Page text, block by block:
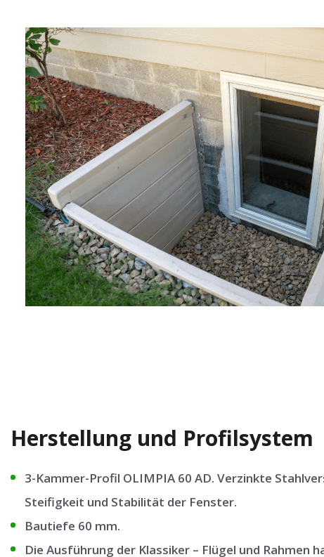
Herstellung und Profilsystem
3-Kammer-Profil OLIMPIA 60 AD. Verzinkte
Steifigkeit und Stabilität der Fenster.
Bautiefe 60 mm.
Die Ausführung der Klassiker – Flügel und Rahmen